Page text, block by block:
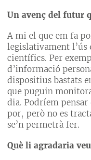
Un avenç del futur
A mi el que em fa
legislativament l’ús
científics. Per
d’informació
dispositius bastats
que puguin
dia. Podríem pensar
por, però no es
se’n permetrà fer.
Què li agradaria